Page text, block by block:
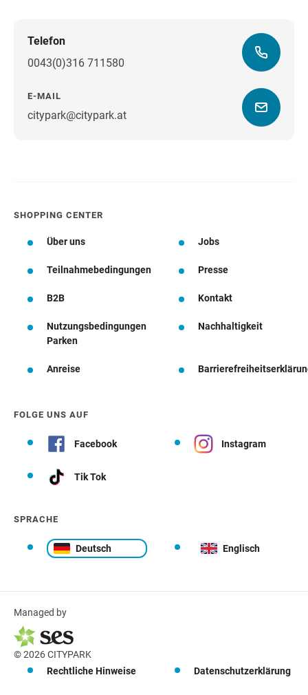
Telefon
0043(0)316 711580
E-MAIL
citypark@citypark.atWegbeschreibung
SHOPPING CENTER
Über uns Jobs
Teilnahmebedingungen Presse
B2B Kontakt
Nutzungsbedingungen
Parken
Nachhaltigkeit
Anreise
FOLGE UNS AUF
Facebook Instagram
Tik Tok
SPRACHE
Deutsch Englisch
Managed by
© 2026 CITYPARK
Rechtliche Hinweise
Datenschutzerklärung